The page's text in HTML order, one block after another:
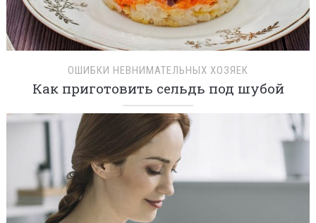
ОШИБКИ НЕВНИМАТЕЛЬНЫХ ХОЗЯЕК
Как приготовить сельдь под шубой